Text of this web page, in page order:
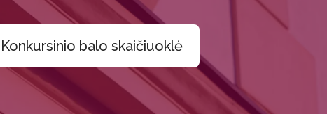
Konkursinio balo skaičiuoklė